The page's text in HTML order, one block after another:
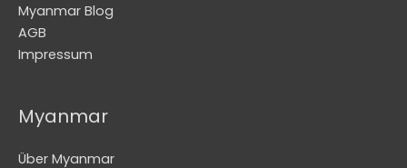
Myanmar Blog
AGB
Impressum
Myanmar
Über Myanmar